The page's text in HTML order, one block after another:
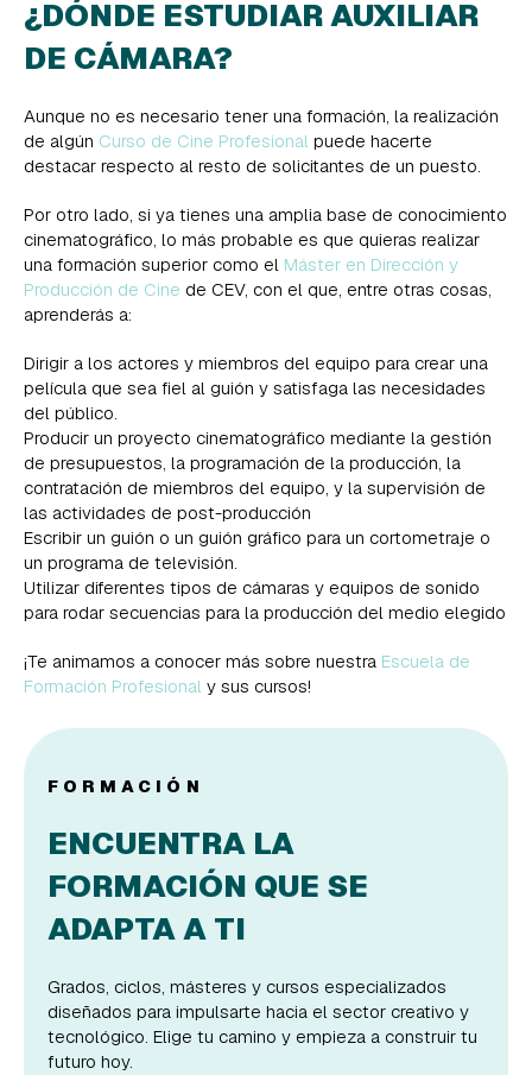
¿DÓNDE ESTUDIAR AUXILIAR
DE CÁMARA?
Aunque no es necesario tener una formación, la realización
de algún Curso de Cine Profesional puede hacerte
destacar respecto al resto de solicitantes de un puesto.
Por otro lado, si ya tienes una amplia base de conocimiento
cinematográfico, lo más probable es que quieras realizar
una formación superior como el Máster en Dirección y
Producción de Cine de CEV, con el que, entre otras cosas,
aprenderás a:
Dirigir a los actores y miembros del equipo para crear una
película que sea fiel al guión y satisfaga las necesidades
del público.
Producir un proyecto cinematográfico mediante la gestión
de presupuestos, la programación de la producción, la
contratación de miembros del equipo, y la supervisión de
las actividades de post-producción
Escribir un guión o un guión gráfico para un cortometraje o
un programa de televisión.
Utilizar diferentes tipos de cámaras y equipos de sonido
para rodar secuencias para la producción del medio elegido
¡Te animamos a conocer más sobre nuestra Escuela de
Formación Profesional y sus cursos!
FORMACIÓN
ENCUENTRA LA
FORMACIÓN QUE SE
ADAPTA A TI
Grados, ciclos, másteres y cursos especializados
diseñados para impulsarte hacia el sector creativo y
tecnológico. Elige tu camino y empieza a construir tu
futuro hoy.